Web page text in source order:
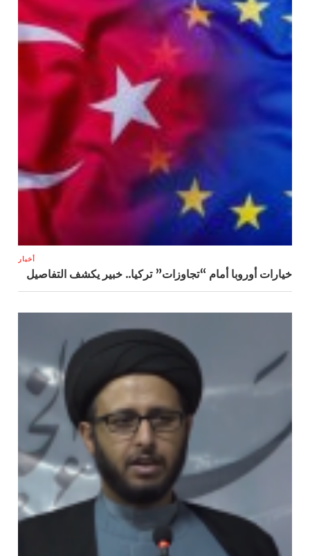
أخبار
خيارات أوروبا أمام “تجاوزات” تركيا.. خبير يكشف التفاصيل